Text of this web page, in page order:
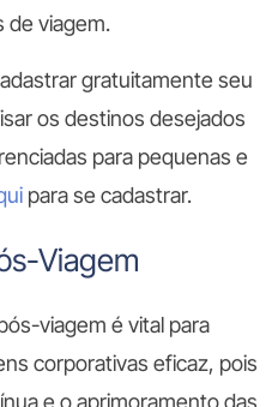
de viagem.
gratuitamente seu
os destinos desejados
para pequenas e
para se cadastrar.
Viagem
viagem é vital para
corporativas eficaz, pois
e o aprimoramento das